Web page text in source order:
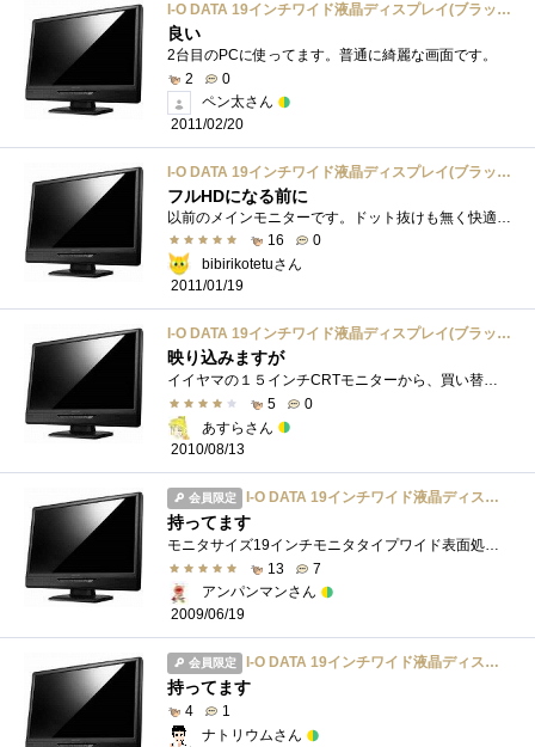
I-O DATA 19インチワイド液晶ディスプレイ(ブラック) LCD-AD191XB2
良い
2台目のPCに使ってます。普通に綺麗な画面です。
2
0
ペン太さん
2011/02/20
I-O DATA 19インチワイド液晶ディスプレイ(ブラック) LCD-AD191XB2
フルHDになる前に
16
0
bibirikotetuさん
2011/01/19
I-O DATA 19インチワイド液晶ディスプレイ(ブラック) LCD-AD191XB2
映り込みますが
イイヤマの１５インチCRTモニターから、買い替えました。グレアタイプなので、明るい部屋では画面に映り込みます。とくにエコモードをオンに�...
5
0
あすらさん
2010/08/13
会員限定 I-O DATA 19インチワイド液晶ディスプレイ(ブラック) LCD-AD191XB2
持ってます
モニタサイズ19インチモニタタイプワイド表面処理グレア(光沢)解像度（規格）WXGA+解像度1440x900コントラスト比1000:1輝度330cd/m2応答速度5ms視野角（�...
13
7
アンパンマンさん
2009/06/19
会員限定 I-O DATA 19インチワイド液晶ディスプレイ(ブラック) LCD-AD191XB2
持ってます
4
1
ナトリウムさん